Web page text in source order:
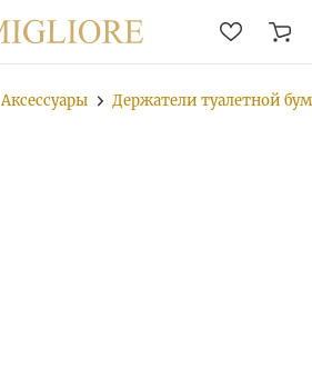
Аксессуары Держатели туалетной